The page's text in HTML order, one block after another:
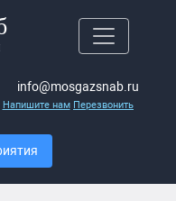
info@mosgazsnab.ru
Напишите нам Перезвонить